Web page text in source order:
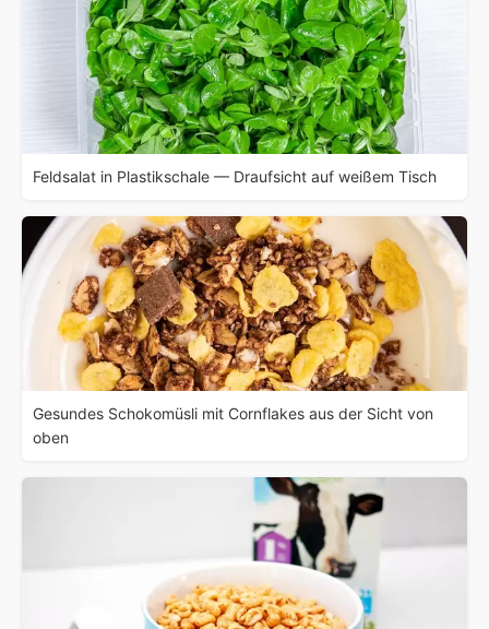
Feldsalat in Plastikschale — Draufsicht auf weißem Tisch
Gesundes Schokomüsli mit Cornflakes aus der Sicht von
oben